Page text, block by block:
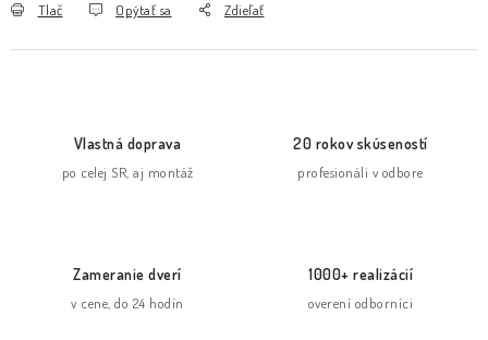
Tlač Opýtať sa Zdieľať
Vlastná doprava
po celej SR, aj montáž
20 rokov skúseností
profesionáli v odbore
Zameranie dverí
v cene, do 24 hodín
1000+ realizácií
overení odborníci